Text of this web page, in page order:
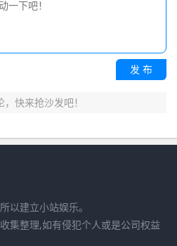
发 布
快来抢沙发吧！
以建立小站娱乐。
集整理,如有侵犯个人或是公司权益